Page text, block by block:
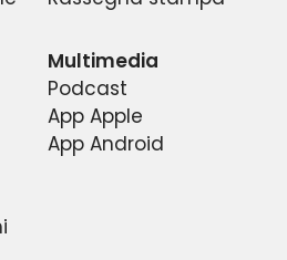
tifosi di tutte le età ed
nella capitale e la prima
Multimedia
Podcast
App Apple
App Android